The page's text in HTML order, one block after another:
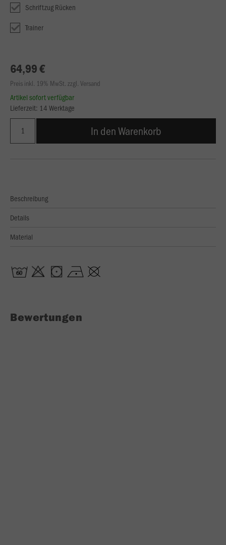
Schriftzug Rücken
Trainer
64,99 €
Preis inkl. 19% MwSt. zzgl. Versand
Artikel sofort verfügbar
Lieferzeit: 14 Werktage
In den Warenkorb
Beschreibung
Details
Material
Bewertungen